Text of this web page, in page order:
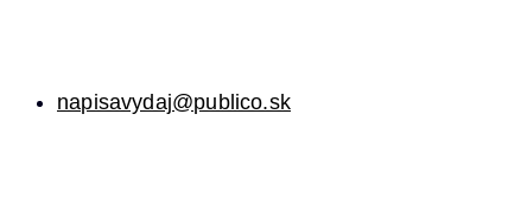
napisavydaj@publico.sk